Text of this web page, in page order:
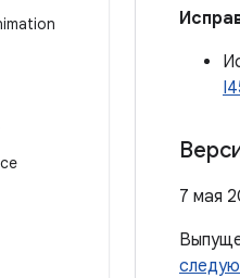
7 мая